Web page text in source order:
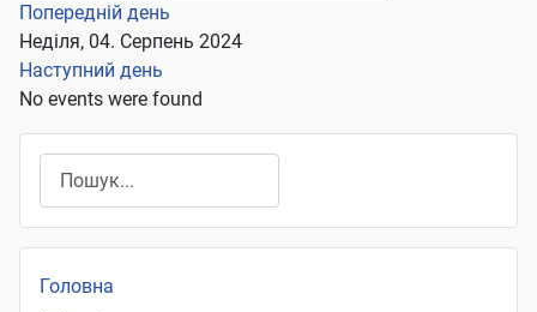
Попередній день
Неділя, 04. Серпень 2024
Наступний день
No events were found
Головна